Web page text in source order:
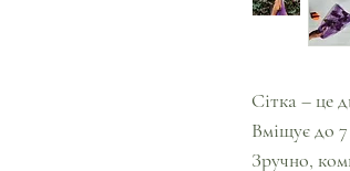
Сітка – це
Вміщує до 7
Зручно,